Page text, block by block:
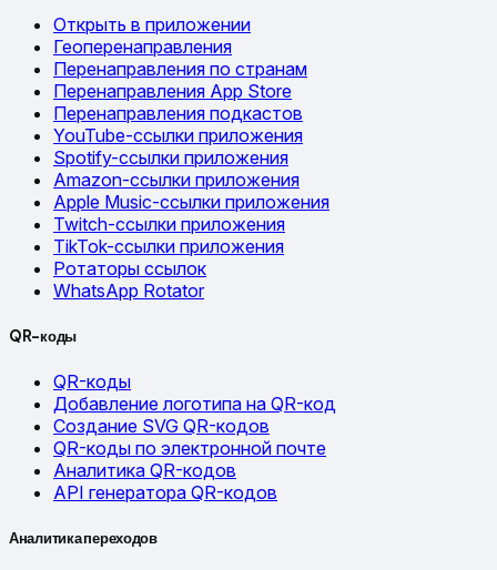
Открыть в приложении
Геоперенаправления
Перенаправления по странам
Перенаправления App Store
Перенаправления подкастов
YouTube-ссылки приложения
Spotify-ссылки приложения
Amazon-ссылки приложения
Apple Music-ссылки приложения
Twitch-ссылки приложения
TikTok-ссылки приложения
Ротаторы ссылок
WhatsApp Rotator
QR-коды
QR-коды
Добавление логотипа на QR-код
Создание SVG QR-кодов
QR-коды по электронной почте
Аналитика QR-кодов
API генератора QR-кодов
Аналитика переходов